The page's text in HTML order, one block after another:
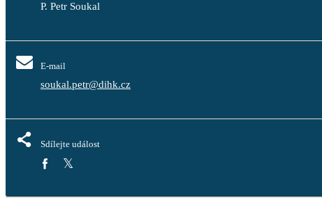
P. Petr Soukal
E-mail
soukal.petr@dihk.cz
Sdílejte událost